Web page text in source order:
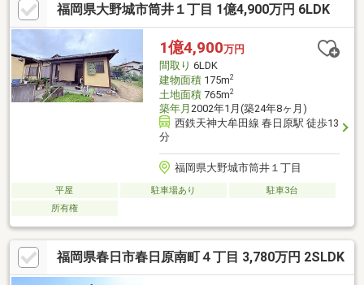
福岡県大野城市筒井１丁目 1億4,900万円 6LDK
1億4,900万円
間取り 6LDK
建物面積175m2
土地面積765m2
築年月 2002年1月(築24年8ヶ月)
西鉄天神大牟田線 春日原駅 徒歩13
分
福岡県大野城市筒井１丁目
平屋 駐車場あり
駐車3台
所有権
福岡県春日市春日原南町４丁目 3,780万円 2SLDK